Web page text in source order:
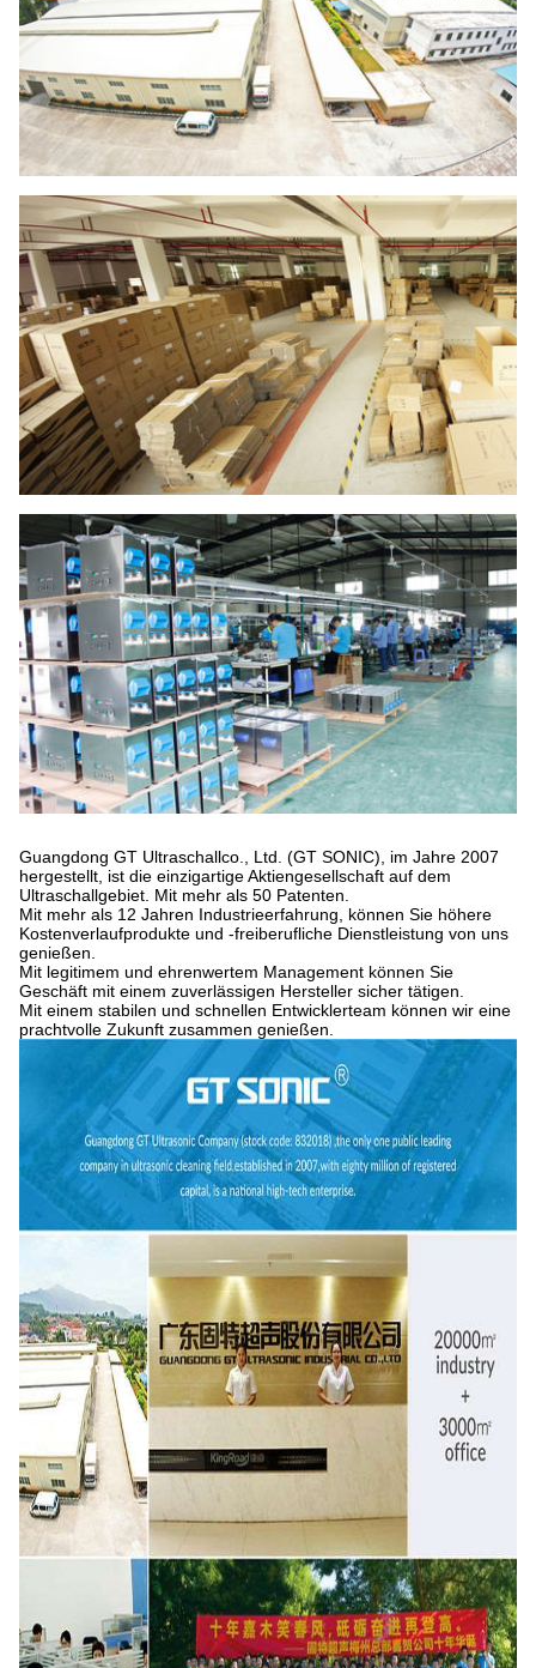
Guangdong GT Ultraschallco., Ltd. (GT SONIC), im Jahre 2007
hergestellt, ist die einzigartige Aktiengesellschaft auf dem
Ultraschallgebiet. Mit mehr als 50 Patenten.
Mit mehr als 12 Jahren Industrieerfahrung, können Sie höhere
Kostenverlaufprodukte und -freiberufliche Dienstleistung von uns
genießen.
Mit legitimem und ehrenwertem Management können Sie
Geschäft mit einem zuverlässigen Hersteller sicher tätigen.
Mit einem stabilen und schnellen Entwicklerteam können wir eine
prachtvolle Zukunft zusammen genießen.